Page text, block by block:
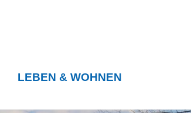
LEBEN & WOHNEN